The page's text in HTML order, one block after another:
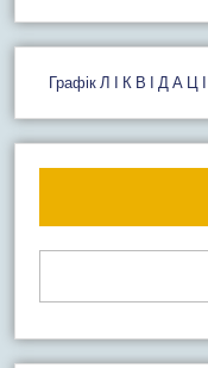
Графік Л І К В І Д А